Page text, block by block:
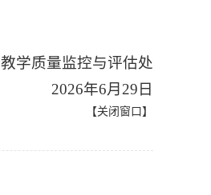
教学质量监控与评估处
2026年6月29日
【关闭窗口 】